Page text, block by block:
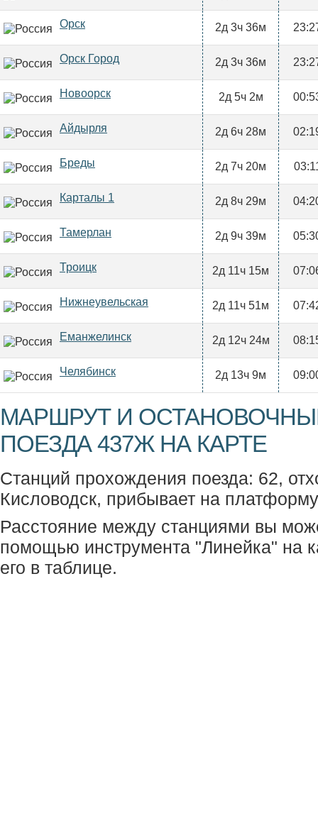
Орск 2д 3ч 36м
Орск Город 2д 3ч 36м
Новоорск 2д 5ч 2м
Айдырля 2д 6ч 28м
Бреды 2д 7ч 20м
Карталы 1 2д 8ч 29м
Тамерлан 2д 9ч 39м
Троицк 2д 11ч 15м
Нижнеувельская 2д 11ч 51м
Еманжелинск 2д 12ч 24м
Челябинск 2д 13ч 9м
МАРШРУТ И
ПОЕЗДА 437Ж НА КАРТЕ
Станций прохождения поезда: 62,
Кисловодск, прибывает на
Расстояние между станциями вы
помощью инструмента "Линейка" на
его в таблице.